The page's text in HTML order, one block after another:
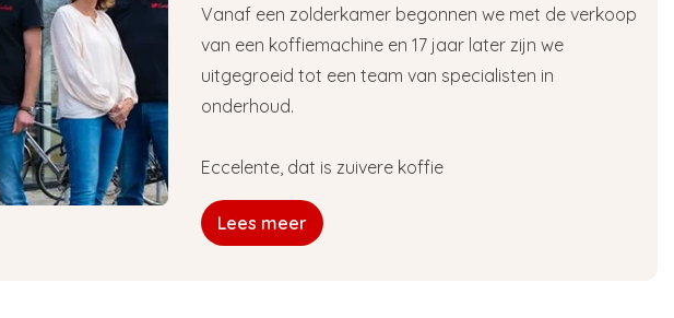
Vanaf een zolderkamer begonnen we met de verkoop
van een koffiemachine en 17 jaar later zijn we
uitgegroeid tot een team van specialisten in
onderhoud.
Eccelente, dat is zuivere koffie
Lees meer